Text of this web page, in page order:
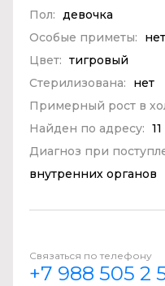
Пол: девочка
Особые приметы:
нет
Цвет: тигровый
Стерилизована:
нет
Примерный рост в
Найден по адресу:
Диагноз при
внутренних органов
Связаться по телефону
+7 988 505 2